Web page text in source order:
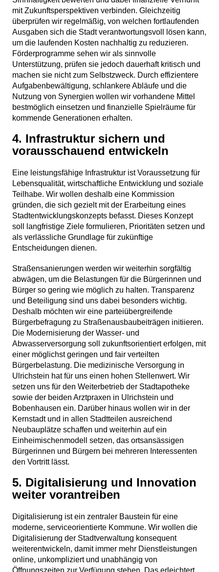
mit Zukunftsperspektiven verbinden. Gleichzeitig
überprüfen wir regelmäßig, von welchen fortlaufenden
Ausgaben sich die Stadt verantwortungsvoll lösen kann,
um die laufenden Kosten nachhaltig zu reduzieren.
Förderprogramme sehen wir als sinnvolle
Unterstützung, prüfen sie jedoch dauerhaft kritisch und
machen sie nicht zum Selbstzweck. Durch effizientere
Aufgabenbewältigung, schlankere Abläufe und die
Nutzung von Synergien wollen wir vorhandene Mittel
bestmöglich einsetzen und finanzielle Spielräume für
kommende Generationen erhalten.
4. Infrastruktur sichern und
vorausschauend entwickeln
Eine leistungsfähige Infrastruktur ist Voraussetzung für
Lebensqualität, wirtschaftliche Entwicklung und soziale
Teilhabe. Wir wollen deshalb eine Kommission
gründen, die sich gezielt mit der Erarbeitung eines
Stadtentwicklungskonzepts befasst. Dieses Konzept
soll langfristige Ziele formulieren, Prioritäten setzen und
als verlässliche Grundlage für zukünftige
Entscheidungen dienen.
Straßensanierungen werden wir weiterhin sorgfältig
abwägen, um die Belastungen für die Bürgerinnen und
Bürger so gering wie möglich zu halten. Transparenz
und Beteiligung sind uns dabei besonders wichtig.
Deshalb möchten wir eine parteiübergreifende
Bürgerbefragung zu Straßenausbaubeiträgen initiieren.
Die Modernisierung der Wasser- und
Abwasserversorgung soll zukunftsorientiert erfolgen, mit
einer möglichst geringen und fair verteilten
Bürgerbelastung. Die medizinische Versorgung in
Ulrichstein hat für uns einen hohen Stellenwert. Wir
setzen uns für den Weiterbetrieb der Stadtapotheke
sowie der beiden Arztpraxen in Ulrichstein und
Bobenhausen ein. Darüber hinaus wollen wir in der
Kernstadt und in allen Stadtteilen ausreichend
Neubauplätze schaffen und weiterhin auf ein
Einheimischenmodell setzen, das ortsansässigen
Bürgerinnen und Bürgern bei mehreren Interessenten
den Vortritt lässt.
5. Digitalisierung und Innovation
weiter vorantreiben
Digitalisierung ist ein zentraler Baustein für eine
moderne, serviceorientierte Kommune. Wir wollen die
Digitalisierung der Stadtverwaltung konsequent
weiterentwickeln, damit immer mehr Dienstleistungen
online, unkompliziert und unabhängig von
Öffnungszeiten zur Verfügung stehen. Das erleichtert